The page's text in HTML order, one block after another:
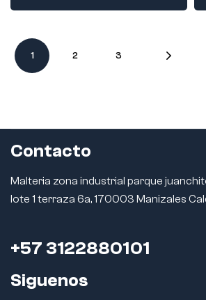
1 2 3
Contacto
Malteria zona industrial parque
lote 1 terraza 6a, 170003 Manizales
+57 3122880101
Siguenos